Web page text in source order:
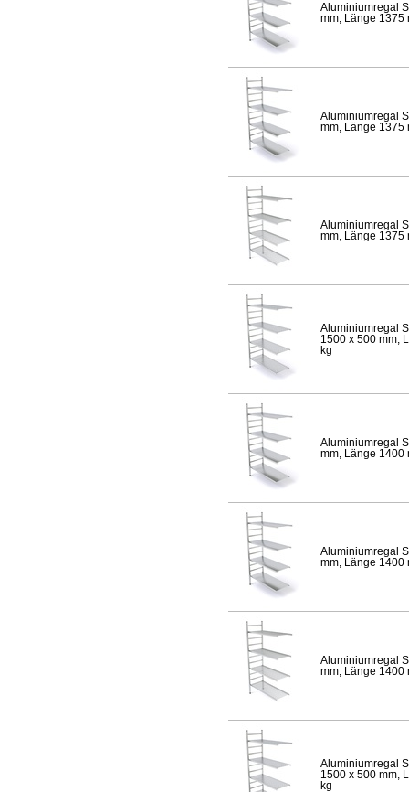
Aluminiumregal
mm, Länge 1375
Aluminiumregal
mm, Länge 1375
Aluminiumregal
mm, Länge 1375
Aluminiumregal
1500 x 500 mm,
kg
Aluminiumregal
mm, Länge 1400
Aluminiumregal
mm, Länge 1400
Aluminiumregal
mm, Länge 1400
Aluminiumregal
1500 x 500 mm,
kg